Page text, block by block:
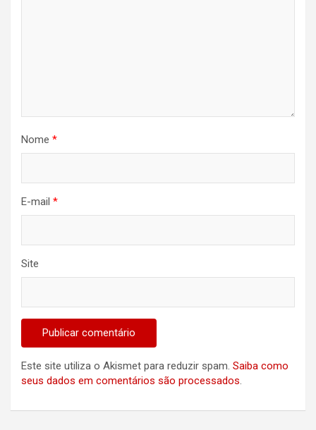
Nome *
E-mail *
Site
Este site utiliza o Akismet para reduzir spam. Saiba como
seus dados em comentários são processados.